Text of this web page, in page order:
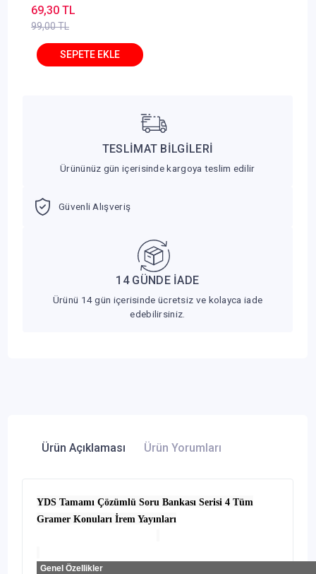
99,00 TL
69,30 TL
TESLİMAT BİLGİLERİ
Ürününüz gün içerisinde kargoya teslim edilir
Güvenli Alışveriş
14 GÜNDE İADE
Ürünü 14 gün içerisinde ücretsiz ve kolayca iade
edebilirsiniz.
Ürün Açıklaması Ürün Yorumları
YDS Tamamı Çözümlü Soru Bankası Serisi 4 Tüm
Gramer Konuları İrem Yayınları
Genel Özellikler